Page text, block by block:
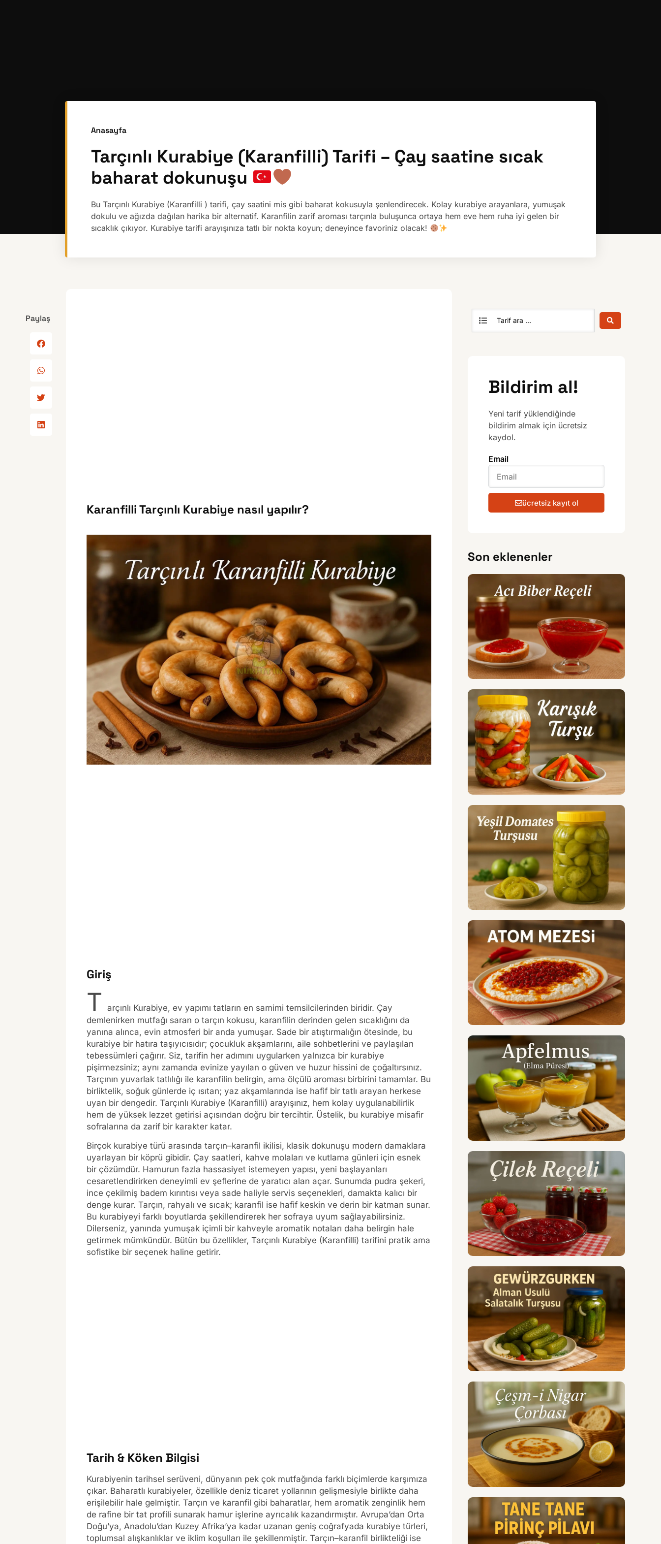
Anasayfa
Tarçınlı Kurabiye (Karanfilli) Tarifi – Çay saatine sıcak
baharat dokunuşu
Bu Tarçınlı Kurabiye (Karanfilli ) tarifi, çay saatini mis gibi baharat kokusuyla şenlendirecek. Kolay kurabiye arayanlara, yumuşak
dokulu ve ağızda dağılan harika bir alternatif. Karanfilin zarif aroması tarçınla buluşunca ortaya hem eve hem ruha iyi gelen bir
sıcaklık çıkıyor. Kurabiye tarifi arayışınıza tatlı bir nokta koyun; deneyince favoriniz olacak!
Paylaş
Karanfilli Tarçınlı Kurabiye nasıl yapılır?
Giriş
T
arçınlı Kurabiye, ev yapımı tatların en samimi temsilcilerinden biridir. Çay
demlenirken mutfağı saran o tarçın kokusu, karanfilin derinden gelen sıcaklığını da
yanına alınca, evin atmosferi bir anda yumuşar. Sade bir atıştırmalığın ötesinde, bu
kurabiye bir hatıra taşıyıcısıdır; çocukluk akşamlarını, aile sohbetlerini ve paylaşılan
tebessümleri çağırır. Siz, tarifin her adımını uygularken yalnızca bir kurabiye
pişirmezsiniz; aynı zamanda evinize yayılan o güven ve huzur hissini de çoğaltırsınız.
Tarçının yuvarlak tatlılığı ile karanfilin belirgin, ama ölçülü aroması birbirini tamamlar. Bu
birliktelik, soğuk günlerde iç ısıtan; yaz akşamlarında ise hafif bir tatlı arayan herkese
uyan bir dengedir. Tarçınlı Kurabiye (Karanfilli) arayışınız, hem kolay uygulanabilirlik
hem de yüksek lezzet getirisi açısından doğru bir tercihtir. Üstelik, bu kurabiye misafir
sofralarına da zarif bir karakter katar.
Birçok kurabiye türü arasında tarçın–karanfil ikilisi, klasik dokunuşu modern damaklara
uyarlayan bir köprü gibidir. Çay saatleri, kahve molaları ve kutlama günleri için esnek
bir çözümdür. Hamurun fazla hassasiyet istemeyen yapısı, yeni başlayanları
cesaretlendirirken deneyimli ev şeflerine de yaratıcı alan açar. Sunumda pudra şekeri,
ince çekilmiş badem kırıntısı veya sade haliyle servis seçenekleri, damakta kalıcı bir
denge kurar. Tarçın, rahyalı ve sıcak; karanfil ise hafif keskin ve derin bir katman sunar.
Bu kurabiyeyi farklı boyutlarda şekillendirerek her sofraya uyum sağlayabilirsiniz.
Dilerseniz, yanında yumuşak içimli bir kahveyle aromatik notaları daha belirgin hale
getirmek mümkündür. Bütün bu özellikler, Tarçınlı Kurabiye (Karanfilli) tarifini pratik ama
sofistike bir seçenek haline getirir.
Tarih & Köken Bilgisi
Kurabiyenin tarihsel serüveni, dünyanın pek çok mutfağında farklı biçimlerde karşımıza
çıkar. Baharatlı kurabiyeler, özellikle deniz ticaret yollarının gelişmesiyle birlikte daha
erişilebilir hale gelmiştir. Tarçın ve karanfil gibi baharatlar, hem aromatik zenginlik hem
de rafine bir tat profili sunarak hamur işlerine ayrıcalık kazandırmıştır. Avrupa’dan Orta
Doğu’ya, Anadolu’dan Kuzey Afrika’ya kadar uzanan geniş coğrafyada kurabiye türleri,
toplumsal alışkanlıklar ve iklim koşulları ile şekillenmiştir. Tarçın–karanfil birlikteliği ise
Bildirim al!
Yeni tarif yüklendiğinde
bildirim almak için ücretsiz
kaydol.
Email
ücretsiz kayıt ol
Son eklenenler